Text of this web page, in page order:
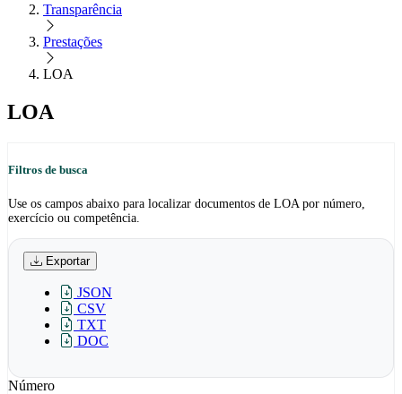
Transparência
Prestações
LOA
LOA
Filtros de busca
Use os campos abaixo para localizar documentos de LOA por número,
exercício ou competência.
Exportar
JSON
CSV
TXT
DOC
Número